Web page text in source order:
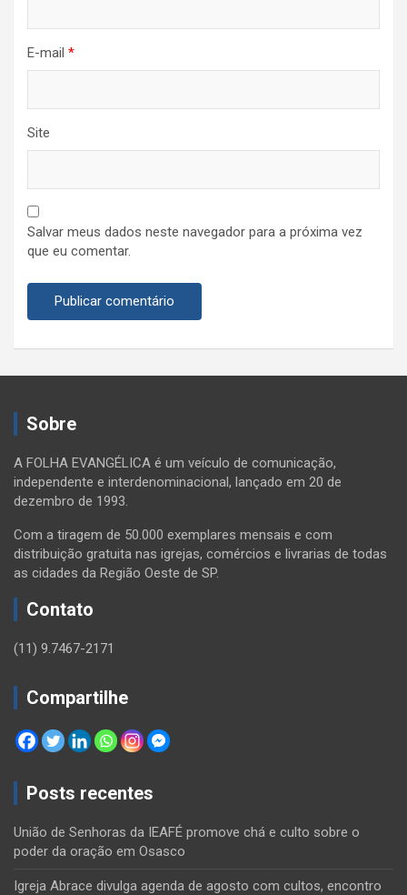
E-mail *
Site
Salvar meus dados neste navegador para a próxima vez
que eu comentar.
Sobre
A FOLHA EVANGÉLICA é um veículo de comunicação,
independente e interdenominacional, lançado em 20 de
dezembro de 1993.
Com a tiragem de 50.000 exemplares mensais e com
distribuição gratuita nas igrejas, comércios e livrarias de todas
as cidades da Região Oeste de SP.
Contato
(11) 9.7467-2171
Compartilhe
Posts recentes
União de Senhoras da IEAFÉ promove chá e culto sobre o
poder da oração em Osasco
Igreja Abrace divulga agenda de agosto com cultos, encontro